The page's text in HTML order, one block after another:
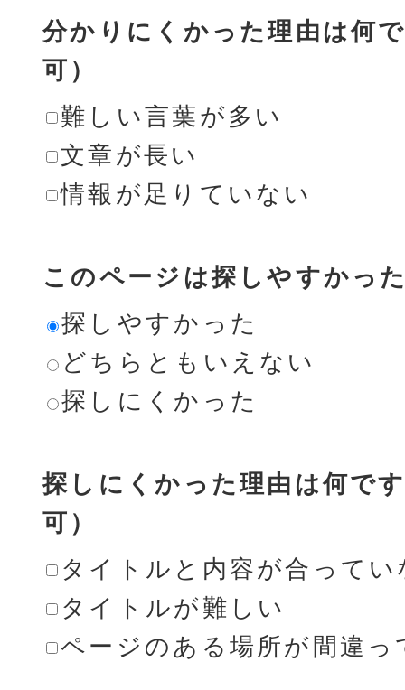
分かりにくかった理由は何
可）
難しい言葉が多い
文章が長い
情報が足りていない
このページは探しやすかっ
探しやすかった
どちらともいえない
探しにくかった
探しにくかった理由は何で
可）
タイトルと内容が合ってい
タイトルが難しい
ページのある場所が間違っ